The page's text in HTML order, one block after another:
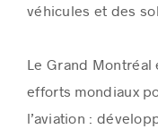
véhicules et des
Le Grand
efforts mondiaux
l’aviation :